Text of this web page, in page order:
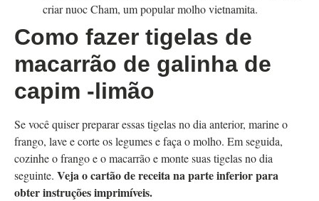
criar nuoc Cham, um popular molho vietnamita.
Como fazer tigelas de
macarrão de galinha de
capim -limão
Se você quiser preparar essas tigelas no dia anterior, marine o
frango, lave e corte os legumes e faça o molho. Em seguida,
cozinhe o frango e o macarrão e monte suas tigelas no dia
seguinte. Veja o cartão de receita na parte inferior para
obter instruções imprimíveis.